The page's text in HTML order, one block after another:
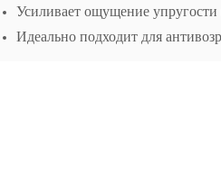
Усиливает ощущение упругости
Идеально подходит для